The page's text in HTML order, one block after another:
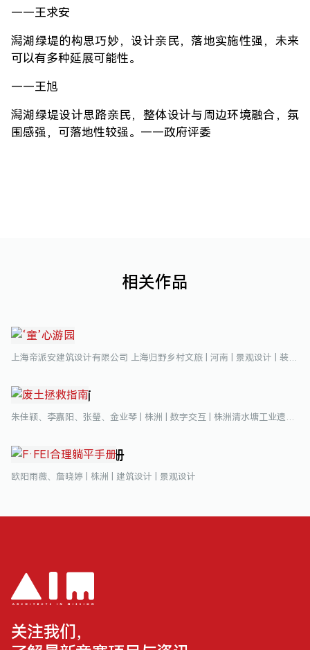
——王求安
潟湖绿堤的构思巧妙，设计亲民，落地实施性强，未来
可以有多种延展可能性。
——王旭
潟湖绿堤设计思路亲民，整体设计与周边环境融合，氛
围感强，可落地性较强。——政府评委
相关作品
‘童’心游园
上海帝派安建筑设计有限公司 上海归野乡村文旅 | 河南 | 景观设计 | 装置设计
废土拯救指南
朱佳颖、李嘉阳、张瑩、金业琴 | 株洲 | 数字交互 | 株洲清水塘工业遗址活化
F·FEI合理躺平手册
欧阳雨薇、詹晓婷 | 株洲 | 建筑设计 | 景观设计
关注我们，